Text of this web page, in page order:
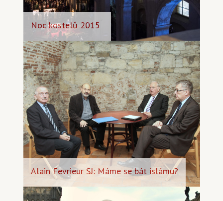
Noc kostelů 2015
Alain Fevrieur SJ: Máme se bát islámu?